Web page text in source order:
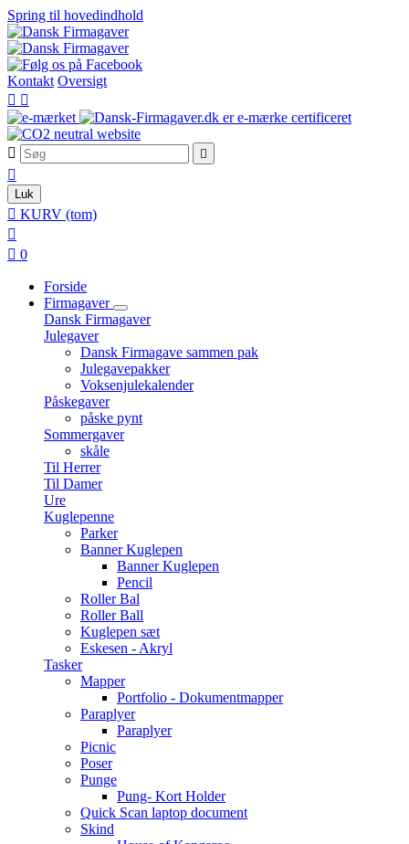
Spring til hovedindhold
Kontakt Oversigt
 
 

Luk
 KURV (tom)

 0
Forside
Firmagaver
Dansk Firmagaver
Julegaver
Dansk Firmagave sammen pak
Julegavepakker
Voksenjulekalender
Påskegaver
påske pynt
Sommergaver
skåle
Til Herrer
Til Damer
Ure
Kuglepenne
Parker
Banner Kuglepen
Banner Kuglepen
Pencil
Roller Bal
Roller Ball
Kuglepen sæt
Eskesen - Akryl
Tasker
Mapper
Portfolio - Dokumentmapper
Paraplyer
Paraplyer
Picnic
Poser
Punge
Pung- Kort Holder
Quick Scan laptop document
Skind